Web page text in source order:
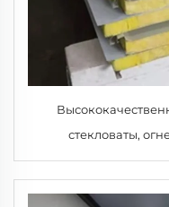
стекловаты,